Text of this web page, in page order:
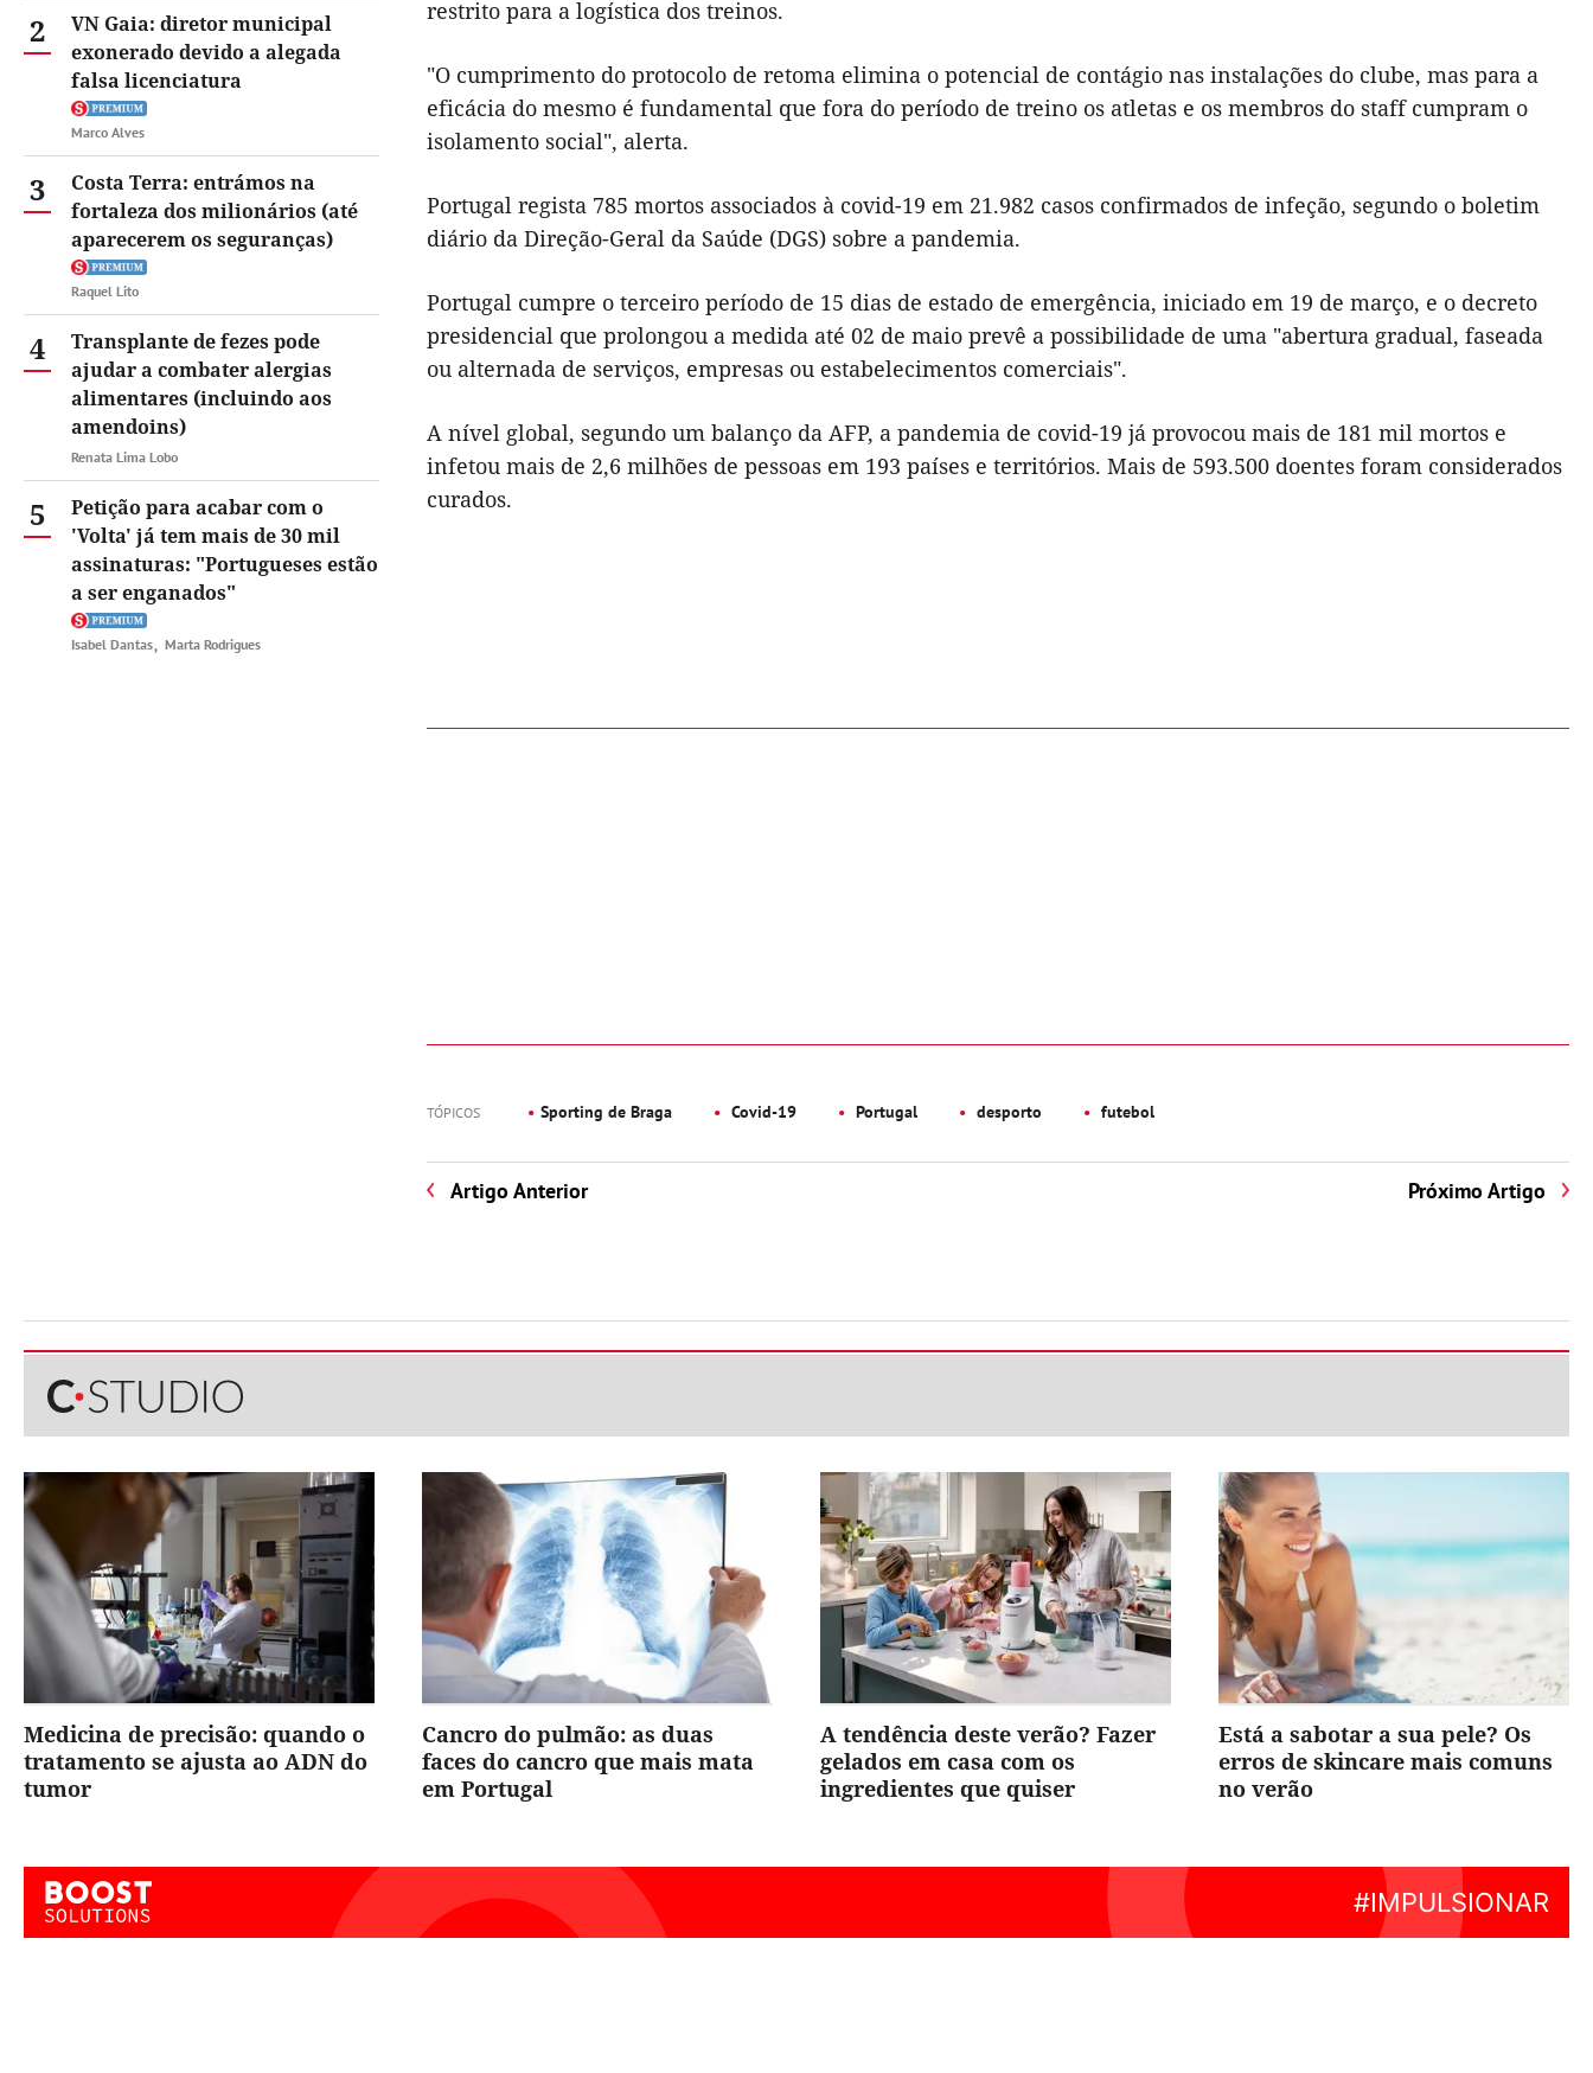
2
VN Gaia: diretor municipal
exonerado devido a alegada
falsa licenciatura
Marco Alves
3
Costa Terra: entrámos na
fortaleza dos milionários (até
aparecerem os seguranças)
Raquel Lito
4
Transplante de fezes pode
ajudar a combater alergias
alimentares (incluindo aos
amendoins)
Renata Lima Lobo
5
Petição para acabar com o
'Volta' já tem mais de 30 mil
assinaturas: "Portugueses estão
a ser enganados"
Isabel Dantas Marta Rodrigues
restrito para a logística dos treinos.
"O cumprimento do protocolo de retoma elimina o potencial de contágio nas instalações do clube, mas para a
eficácia do mesmo é fundamental que fora do período de treino os atletas e os membros do staff cumpram o
isolamento social", alerta.
Portugal regista 785 mortos associados à covid-19 em 21.982 casos confirmados de infeção, segundo o boletim
diário da Direção-Geral da Saúde (DGS) sobre a pandemia.
Portugal cumpre o terceiro período de 15 dias de estado de emergência, iniciado em 19 de março, e o decreto
presidencial que prolongou a medida até 02 de maio prevê a possibilidade de uma "abertura gradual, faseada
ou alternada de serviços, empresas ou estabelecimentos comerciais".
A nível global, segundo um balanço da AFP, a pandemia de covid-19 já provocou mais de 181 mil mortos e
infetou mais de 2,6 milhões de pessoas em 193 países e territórios. Mais de 593.500 doentes foram considerados
curados.
TÓPICOS Sporting de Braga Covid-19 Portugal desporto futebol
Artigo Anterior Próximo Artigo
Medicina de precisão: quando o
tratamento se ajusta ao ADN do
tumor
Cancro do pulmão: as duas
faces do cancro que mais mata
em Portugal
A tendência deste verão? Fazer
gelados em casa com os
ingredientes que quiser
Está a sabotar a sua pele? Os
erros de skincare mais comuns
no verão